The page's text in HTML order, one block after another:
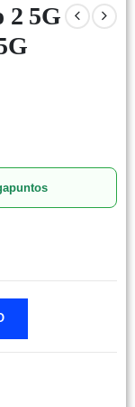
2 5G